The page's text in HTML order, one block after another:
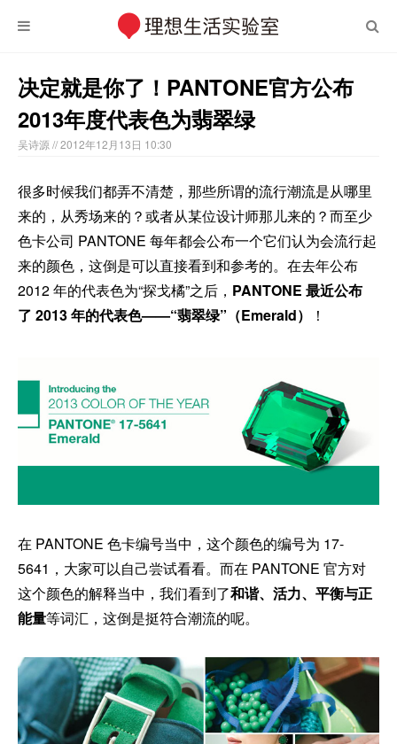
决定就是你了！PANTONE官方公布
2013年度代表色为翡翠绿
吴诗源 // 2012年12月13日 10:30
很多时候我们都弄不清楚，那些所谓的流行潮流是从哪里
来的，从秀场来的？或者从某位设计师那儿来的？而至少
色卡公司 PANTONE 每年都会公布一个它们认为会流行起
来的颜色，这倒是可以直接看到和参考的。在去年公布
2012 年的代表色为“探戈橘”之后， PANTONE 最近公布
了 2013 年的代表色——“翡翠绿”（Emerald）
！
在 PANTONE 色卡编号当中，这个颜色的编号为 17-
5641，大家可以自己尝试看看。而在 PANTONE 官方对
这个颜色的解释当中，我们看到了和谐、活力、平衡与正
能量等词汇，这倒是挺符合潮流的呢。